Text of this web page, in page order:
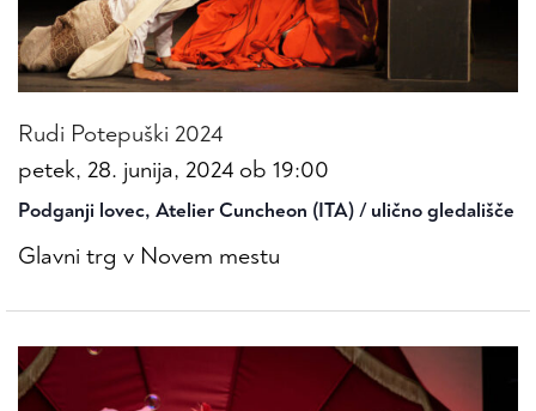
Rudi Potepuški 2024
Podganji lovec, Atelier Cuncheon (ITA) / ulično gledališče
petek, 28. junija, 2024 ob 19:00
Glavni trg v Novem mestu